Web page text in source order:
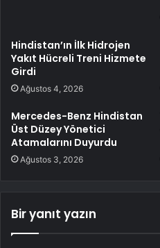
Hindistan’ın İlk Hidrojen
Yakıt Hücreli Treni Hizmete
Girdi
Ağustos 4, 2026
Mercedes-Benz Hindistan
Üst Düzey Yönetici
Atamalarını Duyurdu
Ağustos 3, 2026
Bir yanıt yazın